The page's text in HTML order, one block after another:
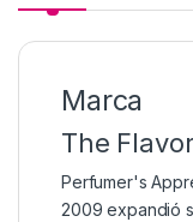
Marca
The
Perfumer's
2009 expandió